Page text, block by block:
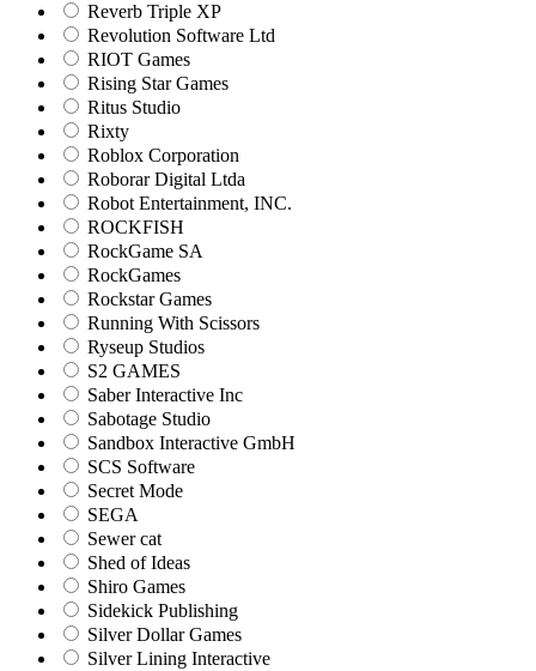
Reverb Triple XP
Revolution Software Ltd
RIOT Games
Rising Star Games
Ritus Studio
Rixty
Roblox Corporation
Roborar Digital Ltda
Robot Entertainment, INC.
ROCKFISH
RockGame SA
RockGames
Rockstar Games
Running With Scissors
Ryseup Studios
S2 GAMES
Saber Interactive Inc
Sabotage Studio
Sandbox Interactive GmbH
SCS Software
Secret Mode
SEGA
Sewer cat
Shed of Ideas
Shiro Games
Sidekick Publishing
Silver Dollar Games
Silver Lining Interactive